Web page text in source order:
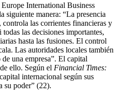
International Business
siguiente manera: “La presencia
las corrientes financieras y
las decisiones importantes,
hasta las fusiones. El control
Las autoridades locales también
una empresa”. El capital
ello. Según el Financial Times:
internacional según sus
su poder” (22).